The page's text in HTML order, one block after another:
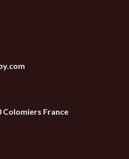
Colomiers France